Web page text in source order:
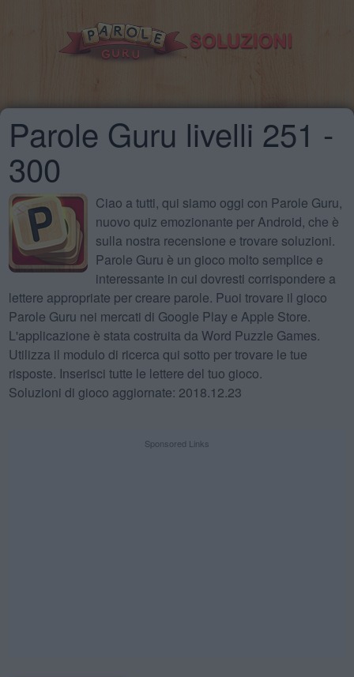
Parole Guru livelli 251 -
300
Ciao a tutti, qui siamo oggi con Parole Guru,
nuovo quiz emozionante per Android, che è
sulla nostra recensione e trovare soluzioni.
Parole Guru è un gioco molto semplice e
interessante in cui dovresti corrispondere a
lettere appropriate per creare parole. Puoi trovare il gioco
Parole Guru nei mercati di Google Play e Apple Store.
L'applicazione è stata costruita da Word Puzzle Games.
Utilizza il modulo di ricerca qui sotto per trovare le tue
risposte. Inserisci tutte le lettere del tuo gioco.
Soluzioni di gioco aggiornate: 2018.12.23
Sponsored Links